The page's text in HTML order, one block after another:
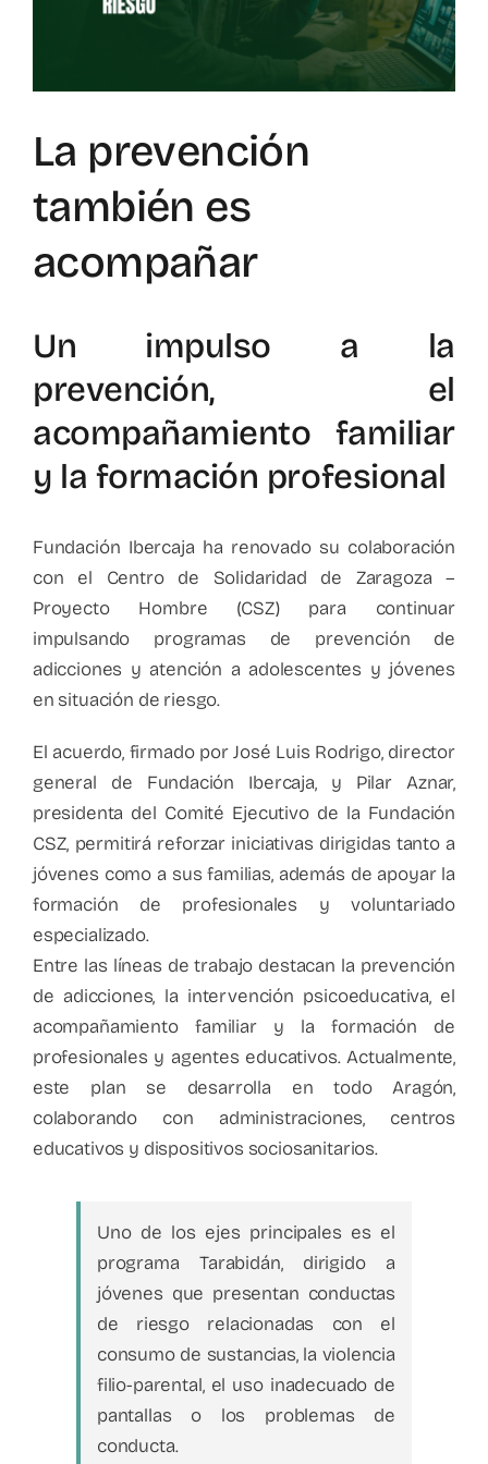
Observatorio VFP
Contacto
La prevención
también es
acompañar
Un impulso a la
prevención, el
acompañamiento familiar
y la formación profesional
Fundación Ibercaja ha renovado su colaboración
con el Centro de Solidaridad de Zaragoza –
Proyecto Hombre (CSZ) para continuar
impulsando programas de prevención de
adicciones y atención a adolescentes y jóvenes
en situación de riesgo.
El acuerdo, firmado por José Luis Rodrigo, director
general de Fundación Ibercaja, y Pilar Aznar,
presidenta del Comité Ejecutivo de la Fundación
CSZ, permitirá reforzar iniciativas dirigidas tanto a
jóvenes como a sus familias, además de apoyar la
formación de profesionales y voluntariado
especializado.
Entre las líneas de trabajo destacan la prevención
de adicciones, la intervención psicoeducativa, el
acompañamiento familiar y la formación de
profesionales y agentes educativos. Actualmente,
este plan se desarrolla en todo Aragón,
colaborando con administraciones, centros
educativos y dispositivos sociosanitarios.
Uno de los ejes principales es el
programa Tarabidán, dirigido a
jóvenes que presentan conductas
de riesgo relacionadas con el
consumo de sustancias, la violencia
filio-parental, el uso inadecuado de
pantallas o los problemas de
conducta.